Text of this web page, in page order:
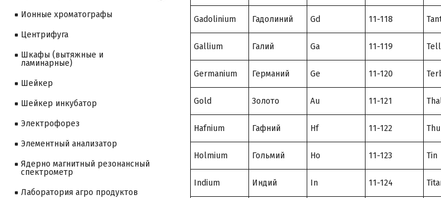
Gadolinium Гадолиний Gd 11-118
Gallium Галий Ga 11-119
Germanium Германий Ge 11-120
Gold Золото Au 11-121
Hafnium Гафний Hf 11-122
Holmium Гольмий Ho 11-123 Tin
Indium Индий In 11-124
Ионные хроматографы
Центрифуга
Шкафы (вытяжные и
ламинарные)
Шейкер
Шейкер инкубатор
Электрофорез
Элементный анализатор
Ядерно магнитный резонансный
спектрометр
Лаборатория агро продуктов